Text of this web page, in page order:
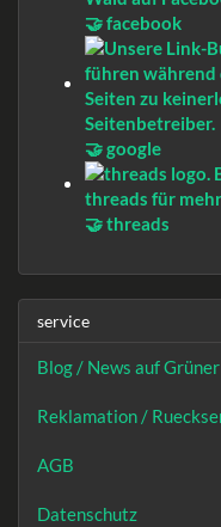
🤝 facebook
🤝 google
🤝 threads
service
Blog / News auf
Reklamation /
AGB
Datenschutz